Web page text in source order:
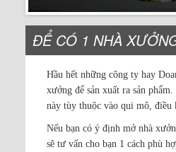
ĐỂ CÓ 1 NHÀ
Hầu hết những công ty hay
xưởng để sản xuất ra sản
này tùy thuộc vào qui mô, điều
Nếu bạn có ý định mở nhà
sẽ tư vấn cho bạn 1 cách phù